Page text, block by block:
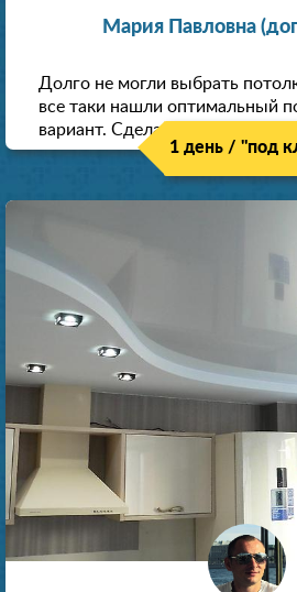
Мария Павловна
Долго не могли выбрать
все таки нашли оптимальный
вариант. Сделали скидку как
1 день / "под